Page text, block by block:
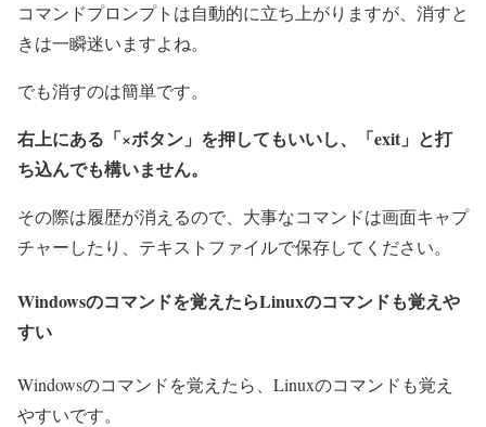
コマンドプロンプトは自動的に立ち上がりますが、消すと
きは一瞬迷いますよね。
でも消すのは簡単です。
右上にある「×ボタン」を押してもいいし、「exit」と打
ち込んでも構いません。
その際は履歴が消えるので、大事なコマンドは画面キャプ
チャーしたり、テキストファイルで保存してください。
Windowsのコマンドを覚えたらLinuxのコマンドも覚えや
すい
Windowsのコマンドを覚えたら、Linuxのコマンドも覚え
やすいです。